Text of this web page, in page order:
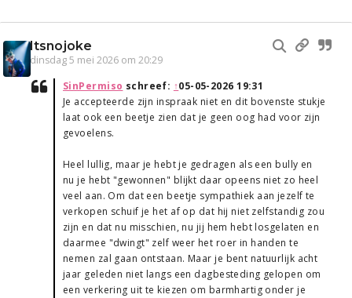
Itsnojoke
dinsdag 5 mei 2026 om 20:29
SinPermiso schreef: ↑05-05-2026 19:31
Je accepteerde zijn inspraak niet en dit bovenste stukje
laat ook een beetje zien dat je geen oog had voor zijn
gevoelens.
Heel lullig, maar je hebt je gedragen als een bully en
nu je hebt "gewonnen" blijkt daar opeens niet zo heel
veel aan. Om dat een beetje sympathiek aan jezelf te
verkopen schuif je het af op dat hij niet zelfstandig zou
zijn en dat nu misschien, nu jij hem hebt losgelaten en
daarmee "dwingt" zelf weer het roer in handen te
nemen zal gaan ontstaan. Maar je bent natuurlijk acht
jaar geleden niet langs een dagbesteding gelopen om
een verkering uit te kiezen om barmhartig onder je